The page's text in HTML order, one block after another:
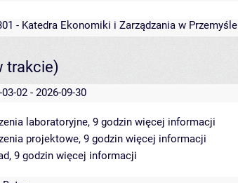
- Katedra Ekonomiki i Zarządzania w Przemyśle
trakcie)
02 - 2026-09-30
laboratoryjne, 9 godzin więcej informacji
projektowe, 9 godzin więcej informacji
9 godzin więcej informacji